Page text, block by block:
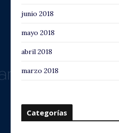
junio 2018
mayo 2018
abril 2018
marzo 2018
Categorías